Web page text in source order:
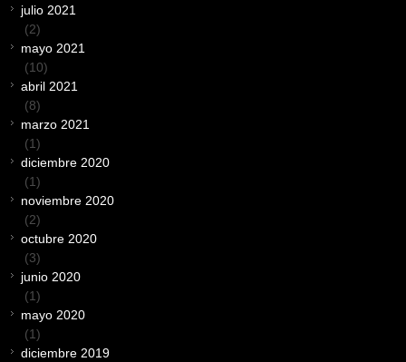
julio 2021
(2)
mayo 2021
(10)
abril 2021
(8)
marzo 2021
(1)
diciembre 2020
(1)
noviembre 2020
(2)
octubre 2020
(3)
junio 2020
(1)
mayo 2020
(1)
diciembre 2019